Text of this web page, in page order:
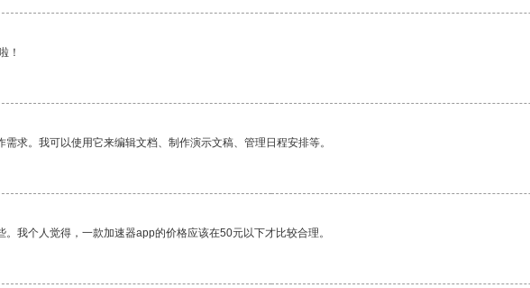
！
求。我可以使用它来编辑文档、制作演示文稿、管理日程安排等。
我个人觉得，一款加速器app的价格应该在50元以下才比较合理。